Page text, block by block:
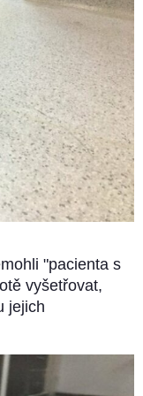
"pacienta s
vyšetřovat,
jejich